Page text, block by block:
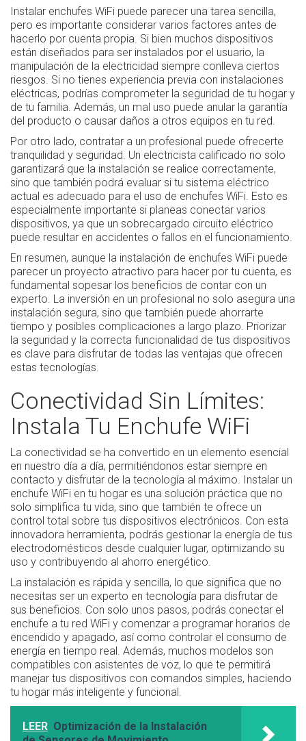
Instalar enchufes WiFi puede parecer una tarea sencilla,
pero es importante considerar varios factores antes de
hacerlo por cuenta propia. Si bien muchos dispositivos
están diseñados para ser instalados por el usuario, la
manipulación de la electricidad siempre conlleva ciertos
riesgos. Si no tienes experiencia previa con instalaciones
eléctricas, podrías comprometer la seguridad de tu hogar y
de tu familia. Además, un mal uso puede anular la garantía
del producto o causar daños a otros equipos en tu red.
Por otro lado, contratar a un profesional puede ofrecerte
tranquilidad y seguridad. Un electricista calificado no solo
garantizará que la instalación se realice correctamente,
sino que también podrá evaluar si tu sistema eléctrico
actual es adecuado para el uso de enchufes WiFi. Esto es
especialmente importante si planeas conectar varios
dispositivos, ya que un sobrecargado circuito eléctrico
puede resultar en accidentes o fallos en el funcionamiento.
En resumen, aunque la instalación de enchufes WiFi puede
parecer un proyecto atractivo para hacer por tu cuenta, es
fundamental sopesar los beneficios de contar con un
experto. La inversión en un profesional no solo asegura una
instalación segura, sino que también puede ahorrarte
tiempo y posibles complicaciones a largo plazo. Priorizar
la seguridad y la correcta funcionalidad de tus dispositivos
es clave para disfrutar de todas las ventajas que ofrecen
estas tecnologías.
Conectividad Sin Límites:
Instala Tu Enchufe WiFi
La conectividad se ha convertido en un elemento esencial
en nuestro día a día, permitiéndonos estar siempre en
contacto y disfrutar de la tecnología al máximo. Instalar un
enchufe WiFi en tu hogar es una solución práctica que no
solo simplifica tu vida, sino que también te ofrece un
control total sobre tus dispositivos electrónicos. Con esta
innovadora herramienta, podrás gestionar la energía de tus
electrodomésticos desde cualquier lugar, optimizando su
uso y contribuyendo al ahorro energético.
La instalación es rápida y sencilla, lo que significa que no
necesitas ser un experto en tecnología para disfrutar de
sus beneficios. Con solo unos pasos, podrás conectar el
enchufe a tu red WiFi y comenzar a programar horarios de
encendido y apagado, así como controlar el consumo de
energía en tiempo real. Además, muchos modelos son
compatibles con asistentes de voz, lo que te permitirá
manejar tus dispositivos con comandos simples, haciendo
tu hogar más inteligente y funcional.
LEER Optimización de la Instalación